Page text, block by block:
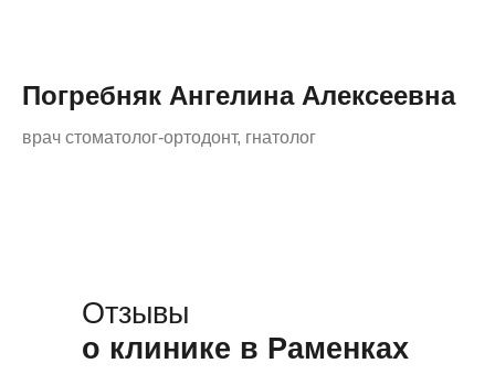
Погребняк Ангелина Алексеевна
врач стоматолог-ортодонт, гнатолог
Отзывы
о клинике в Раменках